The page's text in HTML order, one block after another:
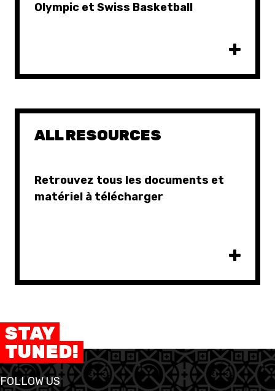
Olympic et Swiss Basketball
ALL RESOURCES
Retrouvez tous les documents et
matériel à télécharger
STAY
TUNED!
FOLLOW US